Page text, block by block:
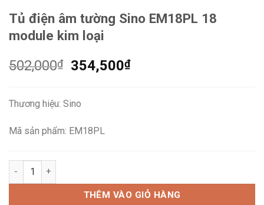
Tủ điện âm tường Sino EM18PL 18
module kim loại
502,000₫
Giá
502,000₫.
354,500₫Giá
Thương hiệu: Sino
Mã sản phẩm: EM18PL
Tủ điện âm tường Sino EM18PL 18 module kim loại số lượng
THÊM VÀO GIỎ HÀNG